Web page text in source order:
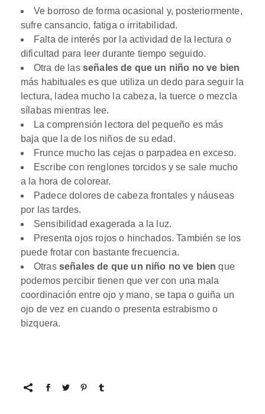
Ve borroso de forma ocasional y, posteriormente,
sufre cansancio, fatiga o irritabilidad.
Falta de interés por la actividad de la lectura o
dificultad para leer durante tiempo seguido.
Otra de las señales de que un niño no ve bien
más habituales es que utiliza un dedo para seguir la
lectura, ladea mucho la cabeza, la tuerce o mezcla
sílabas mientras lee.
La comprensión lectora del pequeño es más
baja que la de los niños de su edad.
Frunce mucho las cejas o parpadea en exceso.
Escribe con renglones torcidos y se sale mucho
a la hora de colorear.
Padece dolores de cabeza frontales y náuseas
por las tardes.
Sensibilidad exagerada a la luz.
Presenta ojos rojos o hinchados. También se los
puede frotar con bastante frecuencia.
Otras señales de que un niño no ve bien que
podemos percibir tienen que ver con una mala
coordinación entre ojo y mano, se tapa o guiña un
ojo de vez en cuando o presenta estrabismo o
bizquera.